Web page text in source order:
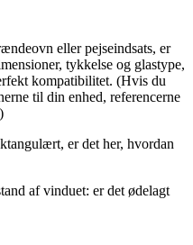
eller pejseindsats, er
tykkelse og glastype,
kompatibilitet. (Hvis du
til din enhed, referencerne
er det her, hvordan
af vinduet: er det ødelagt